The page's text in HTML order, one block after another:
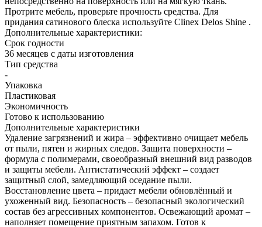
Протрите мебель, проверьте прочность средства. Для
придания сатинового блеска используйте Clinex Delos Shine .
Дополнительные характеристики:
Срок годности
36 месяцев с даты изготовления
Тип средства
-
Упаковка
Пластиковая
Экономичность
Готово к использованию
Дополнительные характеристики
Удаление загрязнений и жира – эффективно очищает мебель
от пыли, пятен и жирных следов. Защита поверхности –
формула с полимерами, своеобразный внешний вид разводов
и защиты мебели. Антистатический эффект – создает
защитный слой, замедляющий оседание пыли.
Восстановление цвета – придает мебели обновлённый и
ухоженный вид. Безопасность – безопасный экологический
состав без агрессивных компонентов. Освежающий аромат –
наполняет помещение приятным запахом. Готов к